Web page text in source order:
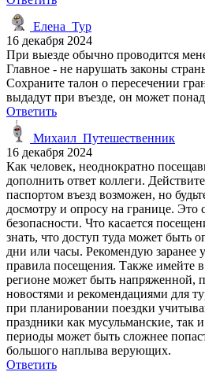
Елена_Тур
16 декабря 2024
При выезде обычно проводится
Главное - не нарушать законы
Сохраните талон о пересечении
выдадут при въезде, он может
Ответить
Михаил_Путешественник
16 декабря 2024
Как человек, неоднократно
дополнить ответ коллеги.
паспортом въезд возможен, но
досмотру и опросу на границе. Это
безопасности. Что касается
знать, что доступ туда может быть
дни или часы. Рекомендую заранее
правила посещения. Также имейте в
регионе может быть напряженной,
новостями и рекомендациями для
при планировании поездки
праздники как мусульманские, так
периоды может быть сложнее
большого наплыва верующих.
Ответить